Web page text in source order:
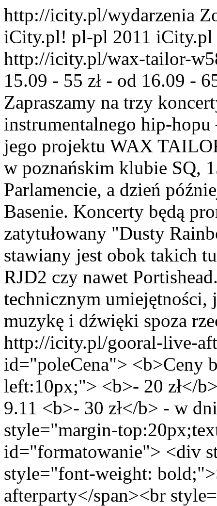
http://icity.pl/wydarzenia
iCity.pl! pl-pl 2011 iCity.pl
http://icity.pl/wax-tailor-
15.09 - 55 zł - od 16.09 -
Zapraszamy na trzy
instrumentalnego hip-hopu
jego projektu WAX
w poznańskim klubie SQ,
Parlamencie, a dzień
Basenie. Koncerty będą
zatytułowany "Dusty
stawiany jest obok takich
RJD2 czy nawet
technicznym
muzykę i dźwięki spoza
http://icity.pl/gooral-live-
id="poleCena"> <b>Ceny
left:10px;"> <b>- 20 zł</
9.11 <b>- 30 zł</b> - w
style="margin-
id="formatowanie"> <div
style="font-weight:
afterparty</span><br